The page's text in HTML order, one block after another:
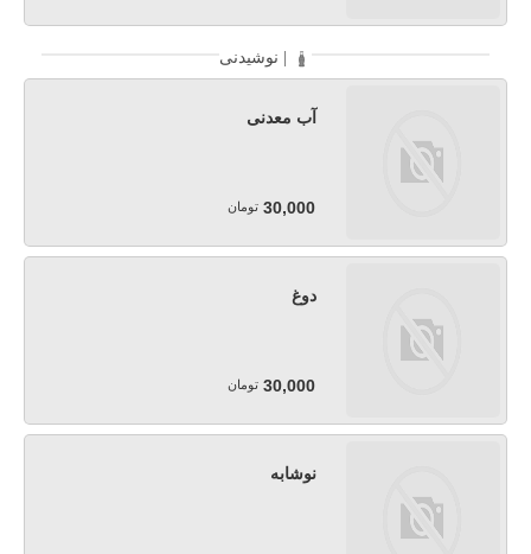
آب معدنی
30,000 تومان
دوغ
30,000 تومان
نوشابه